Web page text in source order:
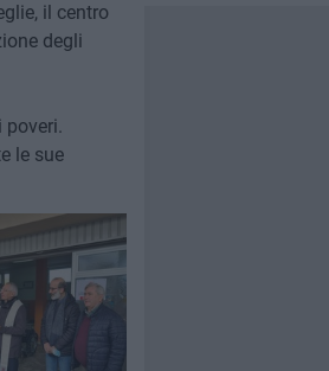
il centro
degli
poveri.
le sue